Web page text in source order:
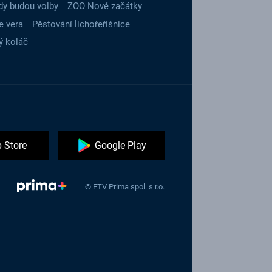
budou volby
ZOO Nové začátky
vera
Pěstování lichořeřišnice
koláč
Store Google Play
© FTV Prima spol. s r.o.